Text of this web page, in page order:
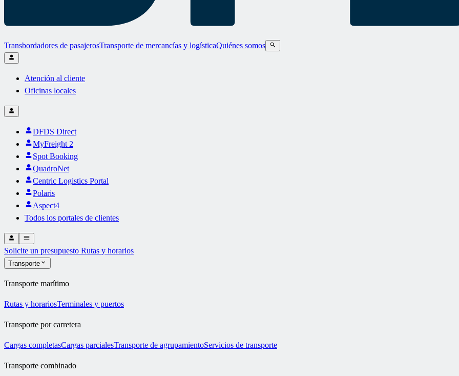
Transbordadores de pasajerosTransporte de mercancías y logísticaQuiénes somos
Atención al cliente
Oficinas locales
DFDS Direct
MyFreight 2
Spot Booking
QuadroNet
Centric Logistics Portal
Polaris
Aspect4
Todos los portales de clientes
Solicite un presupuesto Rutas y horarios
Transporte
Transporte marítimo
Rutas y horariosTerminales y puertos
Transporte por carretera
Cargas completasCargas parcialesTransporte de agrupamientoServicios de transporte
Transporte combinado